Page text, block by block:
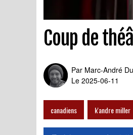
Coup de
Par Marc-André
Le 2025-06-11
canadiens k'andre miller